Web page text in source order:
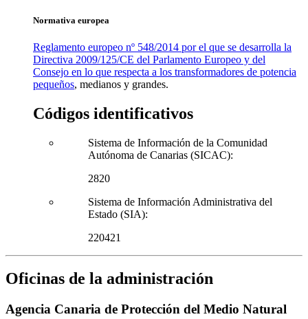
Normativa europea
Reglamento europeo nº 548/2014 por el que se desarrolla la
Directiva 2009/125/CE del Parlamento Europeo y del
Consejo en lo que respecta a los transformadores de potencia
pequeños, medianos y grandes.
Códigos identificativos
Sistema de Información de la Comunidad
Autónoma de Canarias (SICAC):
2820
Sistema de Información Administrativa del
Estado (SIA):
220421
Oficinas de la administración
Agencia Canaria de Protección del Medio Natural